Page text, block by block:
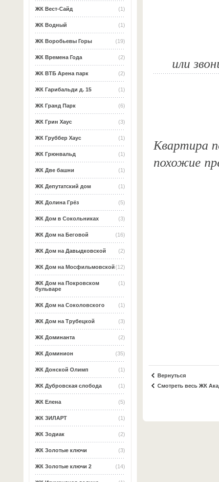
(1)
ЖК Вест-Сайд
(1)
ЖК Водный
(19)
ЖК Воробьевы Горы
(2)
ЖК Времена Года
(2)
ЖК ВТБ Арена парк
(1)
ЖК Гарибальди д. 15
(6)
ЖК Гранд Парк
(3)
ЖК Грин Хаус
(1)
ЖК Груббер Хаус
(1)
ЖК Грюнвальд
(1)
ЖК Две башни
(1)
ЖК Депутатский дом
(5)
ЖК Долина Грёз
(3)
ЖК Дом в Сокольниках
(16)
ЖК Дом на Беговой
(2)
ЖК Дом на Давыдковской
(12)
ЖК Дом на Мосфильмовской
(1)
ЖК Дом на Покровском
бульваре
(1)
ЖК Дом на Соколовского
(3)
ЖК Дом на Трубецкой
(2)
ЖК Доминанта
(35)
ЖК Доминион
(1)
ЖК Донской Олимп
(1)
ЖК Дубровская слобода
(5)
ЖК Елена
(1)
ЖК ЗИЛАРТ
(2)
ЖК Зодиак
(3)
ЖК Золотые ключи
(14)
ЖК Золотые ключи 2
или
Квартира
похожие
Вернуться
Смотреть весь ЖК